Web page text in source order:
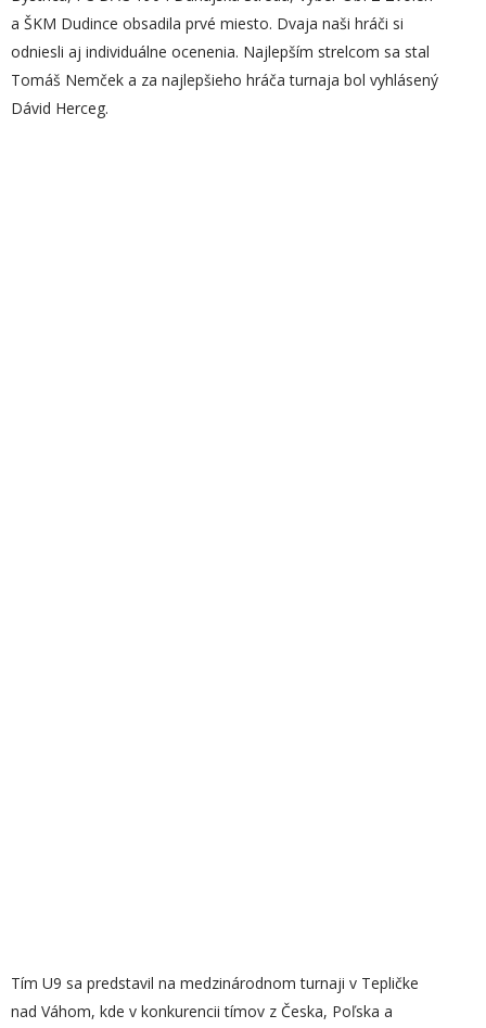
a ŠKM Dudince obsadila prvé miesto. Dvaja naši hráči si
odniesli aj individuálne ocenenia. Najlepším strelcom sa stal
Tomáš Nemček a za najlepšieho hráča turnaja bol vyhlásený
Dávid Herceg.
Tím U9 sa predstavil na medzinárodnom turnaji v Tepličke
nad Váhom, kde v konkurencii tímov z Česka, Poľska a